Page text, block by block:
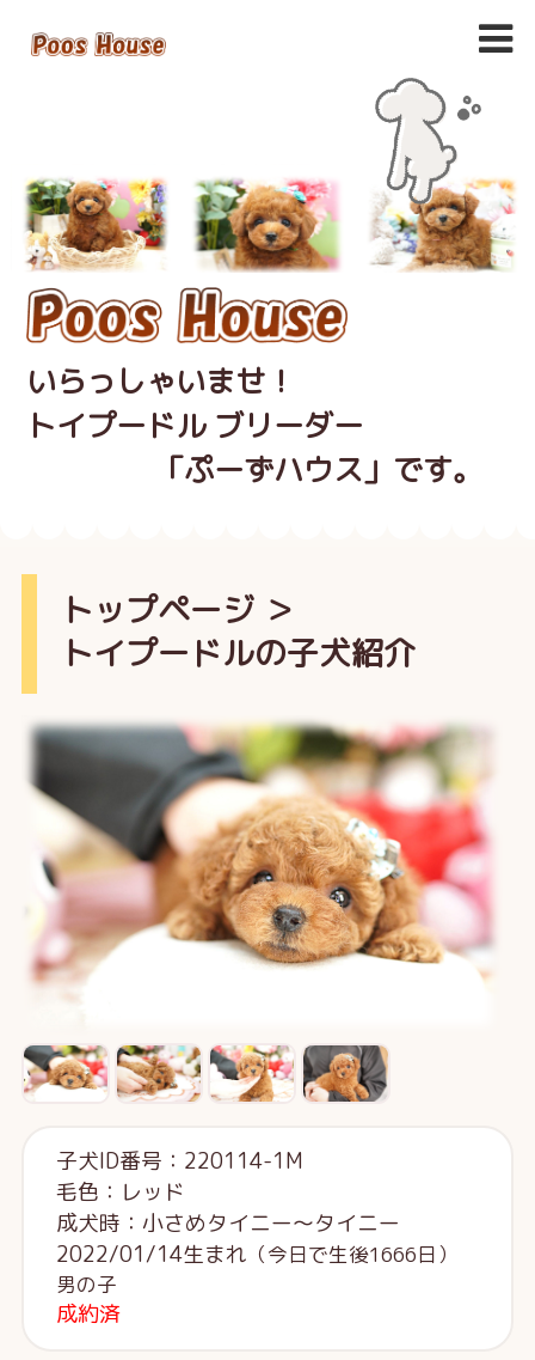
いらっしゃいませ！
トイプードル ブリーダー
「ぷーずハウス」です。
トップページ＞
トイプードルの子犬紹介
子犬ID番号：220114-1M
毛色：レッド
成犬時：小さめタイニー～タイニー
2022/01/14生まれ （今日で生後1666日）
男の子
成約済